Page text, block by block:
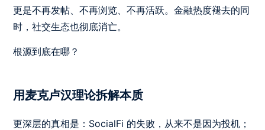
更是不再发帖、不再浏览、不再活跃。金融热度褪去的同
时，社交生态也彻底消亡。
根源到底在哪？
用麦克卢汉理论拆解本质
更深层的真相是：SocialFi 的失败，从来不是因为投机；